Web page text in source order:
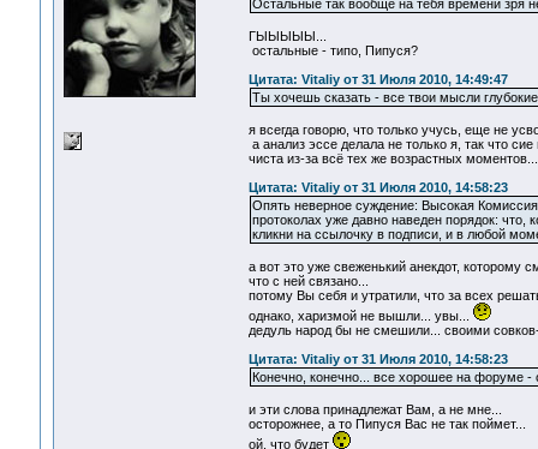
Остальные так вообще на тебя времени зря
ГЫЫЫЫЫ...
остальные - типо, Пипуся?
Цитата: Vitaliy от 31 Июля 2010, 14:49:47
Ты хочешь сказать - все твои мысли
я всегда говорю, что только учусь, еще не
а анализ эссе делала не только я, так что
чиста из-за всё тех же возрастных моментов...
Цитата: Vitaliy от 31 Июля 2010, 14:58:23
Опять неверное суждение: Высокая
протоколах уже давно наведен порядок: что,
кликни на ссылочку в подписи, и в любой
а вот это уже свеженький анекдот, которому
что с ней связано...
потому Вы себя и утратили, что за всех
однако, харизмой не вышли... увы...
дедуль народ бы не смешили... своими
Цитата: Vitaliy от 31 Июля 2010, 14:58:23
Конечно, конечно... все хорошее на форуме -
и эти слова принадлежат Вам, а не мне...
осторожнее, а то Пипуся Вас не так поймет...
ой, что будет